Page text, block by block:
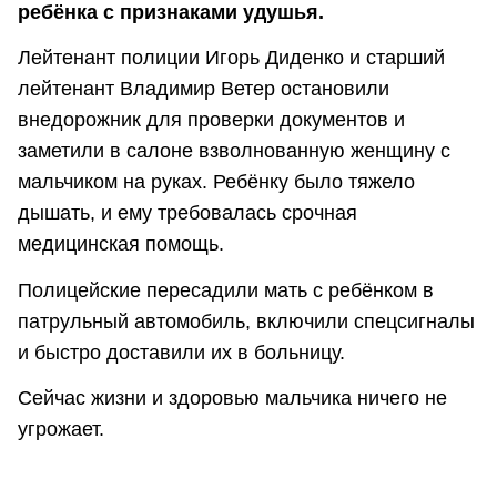
ребёнка с признаками удушья.
Лейтенант полиции Игорь Диденко и старший
лейтенант Владимир Ветер остановили
внедорожник для проверки документов и
заметили в салоне взволнованную женщину с
мальчиком на руках. Ребёнку было тяжело
дышать, и ему требовалась срочная
медицинская помощь.
Полицейские пересадили мать с ребёнком в
патрульный автомобиль, включили спецсигналы
и быстро доставили их в больницу.
Сейчас жизни и здоровью мальчика ничего не
угрожает.